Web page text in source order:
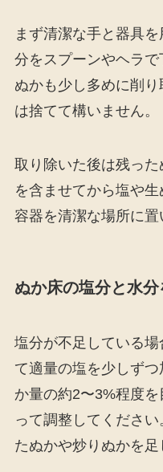
まず清潔な手と器具
分をスプーンやヘラ
ぬかも少し多めに削
は捨てて構いません。
取り除いた後は残っ
を含ませてから塩や
容器を清潔な場所に置
ぬか床の塩分と水
塩分が不足している
て適量の塩を少しず
か量の約2〜3%程度
って調整してくださ
たぬかや炒りぬかを足